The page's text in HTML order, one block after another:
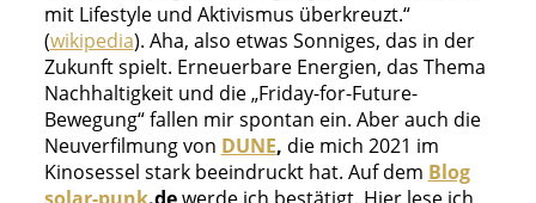
mit Lifestyle und Aktivismus überkreuzt.“
(wikipedia). Aha, also etwas Sonniges, das in der
Zukunft spielt. Erneuerbare Energien, das Thema
Nachhaltigkeit und die „Friday-for-Future-
Bewegung“ fallen mir spontan ein. Aber auch die
Neuverfilmung von DUNE, die mich 2021 im
Kinosessel stark beeindruckt hat. Auf dem Blog
solar-punk.dewerde ich bestätigt. Hier lese ich,